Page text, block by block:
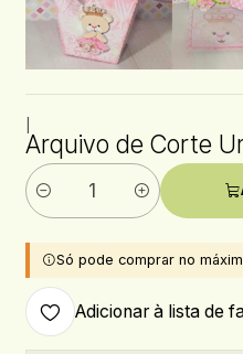
Arquivo de Corte
Quantidade
Só pode comprar no
Adicionar à lista de